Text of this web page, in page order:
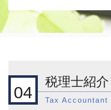
起業支援 ビジネス
起業支援 サポート
会社設立 合同会社
会社設立 税理士 費
会社設立 創業融資
税務調査 依頼
節税 相談 どこに
法人税 申告期限
税務調査 何年分
相続 誰に相談
租税条約 還付請求
国際税務 事前準備
外国子会社合算税
国際税務 問題点
国際税務 移転価格
新宿区 節税対策
新宿区 会社設立後
目黒区 節税対策
目黒区 会社設立後
04
税理士紹介
Tax Accountant